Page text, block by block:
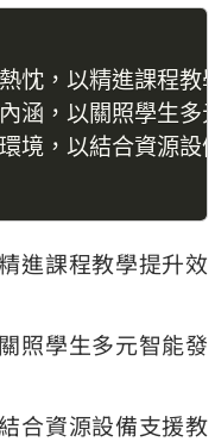
忱，以精進課程教
涵，以關照學生多
境，以結合資源設
進課程教學提升效
照學生多元智能發
合資源設備支援教